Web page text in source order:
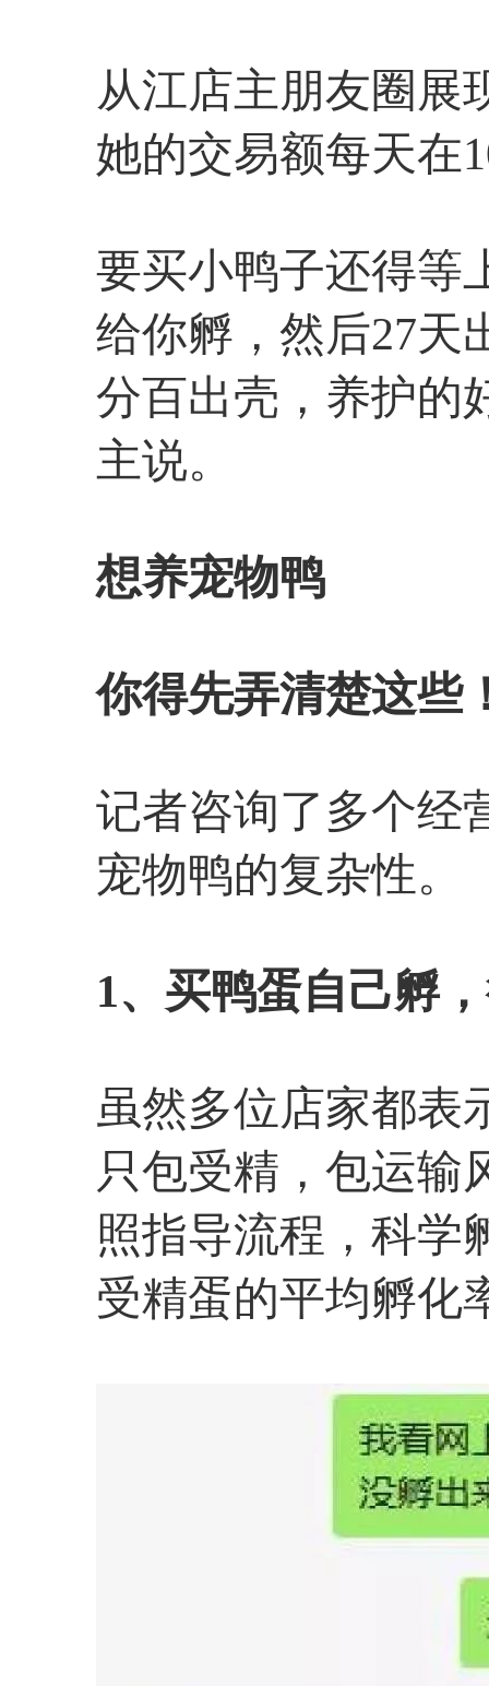
从江店主朋友圈展
她的交易额每天在
要买小鸭子还得等
给你孵，然后27天
分百出壳，养护的
主说。
想养宠物鸭
你得先弄清楚这些
记者咨询了多个经
宠物鸭的复杂性。
1、买鸭蛋自己孵
虽然多位店家都表
只包受精，包运输
照指导流程，科学
受精蛋的平均孵化